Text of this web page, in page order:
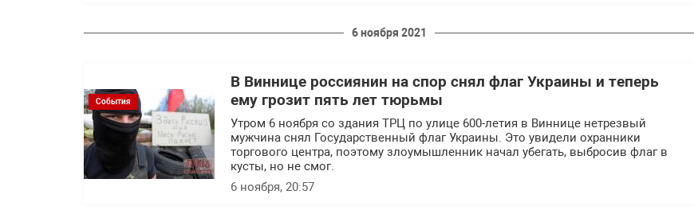
6 ноября 2021
События
В Виннице россиянин на спор снял флаг Украины и теперь
ему грозит пять лет тюрьмы
Утром 6 ноября со здания ТРЦ по улице 600-летия в Виннице нетрезвый
мужчина снял Государственный флаг Украины. Это увидели охранники
торгового центра, поэтому злоумышленник начал убегать, выбросив флаг в
кусты, но не смог.
6 ноября, 20:57